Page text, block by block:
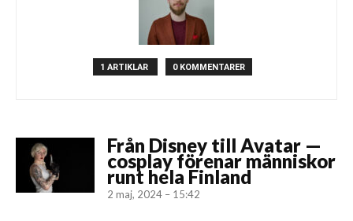
1 ARTIKLAR 0 KOMMENTARER
Från Disney till Avatar —
cosplay förenar människor
runt hela Finland
2 maj, 2024 – 15:42